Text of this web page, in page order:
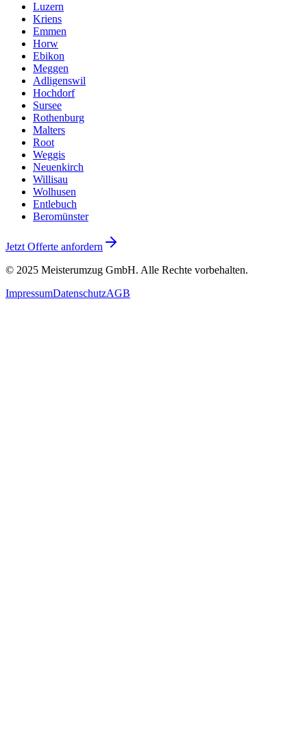
Luzern
Kriens
Emmen
Horw
Ebikon
Meggen
Adligenswil
Hochdorf
Sursee
Rothenburg
Malters
Root
Weggis
Neuenkirch
Willisau
Wolhusen
Entlebuch
Beromünster
Jetzt Offerte anfordern
© 2025 Meisterumzug GmbH. Alle Rechte vorbehalten.
ImpressumDatenschutzAGB